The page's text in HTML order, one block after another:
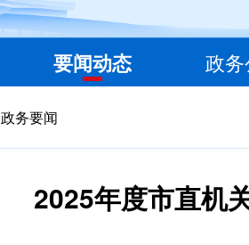
要闻动态 政
政务要闻
2025年度市直机